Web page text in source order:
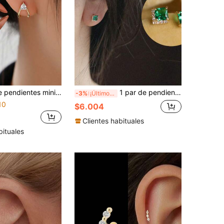
una sola circonita, joyería de lujo elegante y ligera para mujer, regalo para mejor amiga en vacaciones y cumpleaños
-3% ¡Últimos 3 días 1 par de pendientes cuadrados de plata de ley 925 con circonita cúbica verde, accesorio de joyería de lujo para mujeres, regalo para fiesta o boda
$6.004
Clientes habituales